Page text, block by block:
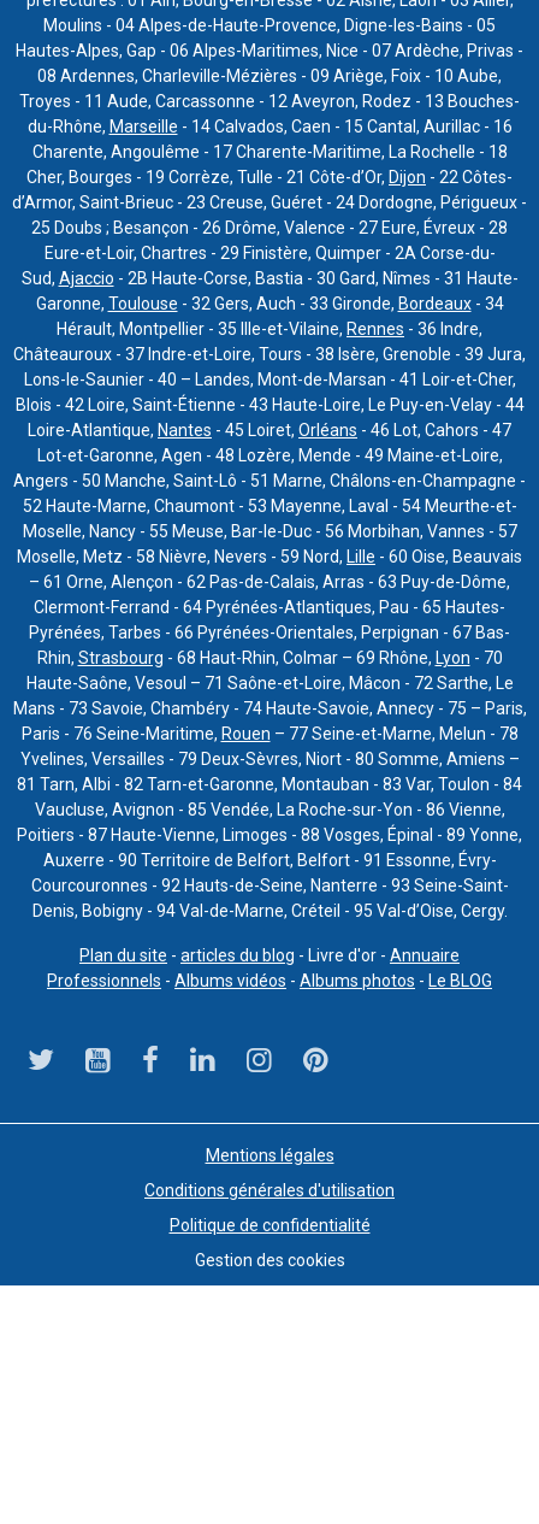
Moulins - 04 Alpes-de-Haute-Provence, Digne-les-Bains - 05
Hautes-Alpes, Gap - 06 Alpes-Maritimes, Nice - 07 Ardèche, Privas -
08 Ardennes, Charleville-Mézières - 09 Ariège, Foix - 10 Aube,
Troyes - 11 Aude, Carcassonne - 12 Aveyron, Rodez - 13 Bouches-
du-Rhône, Marseille - 14 Calvados, Caen - 15 Cantal, Aurillac - 16
Charente, Angoulême - 17 Charente-Maritime, La Rochelle - 18
Cher, Bourges - 19 Corrèze, Tulle - 21 Côte-d’Or, Dijon - 22 Côtes-
d’Armor, Saint-Brieuc - 23 Creuse, Guéret - 24 Dordogne, Périgueux -
25 Doubs ; Besançon - 26 Drôme, Valence - 27 Eure, Évreux - 28
Eure-et-Loir, Chartres - 29 Finistère, Quimper - 2A Corse-du-
Sud, Ajaccio - 2B Haute-Corse, Bastia - 30 Gard, Nîmes - 31 Haute-
Garonne, Toulouse - 32 Gers, Auch - 33 Gironde, Bordeaux- 34
Hérault, Montpellier - 35 Ille-et-Vilaine, Rennes - 36 Indre,
Châteauroux - 37 Indre-et-Loire, Tours - 38 Isère, Grenoble - 39 Jura,
Lons-le-Saunier - 40 – Landes, Mont-de-Marsan - 41 Loir-et-Cher,
Blois - 42 Loire, Saint-Étienne - 43 Haute-Loire, Le Puy-en-Velay - 44
Loire-Atlantique, Nantes - 45 Loiret, Orléans - 46 Lot, Cahors - 47
Lot-et-Garonne, Agen - 48 Lozère, Mende - 49 Maine-et-Loire,
Angers - 50 Manche, Saint-Lô - 51 Marne, Châlons-en-Champagne -
52 Haute-Marne, Chaumont - 53 Mayenne, Laval - 54 Meurthe-et-
Moselle, Nancy - 55 Meuse, Bar-le-Duc - 56 Morbihan, Vannes - 57
Moselle, Metz - 58 Nièvre, Nevers - 59 Nord, Lille - 60 Oise, Beauvais
– 61 Orne, Alençon - 62 Pas-de-Calais, Arras - 63 Puy-de-Dôme,
Clermont-Ferrand - 64 Pyrénées-Atlantiques, Pau - 65 Hautes-
Pyrénées, Tarbes - 66 Pyrénées-Orientales, Perpignan - 67 Bas-
Rhin, Strasbourg - 68 Haut-Rhin, Colmar – 69 Rhône, Lyon - 70
Haute-Saône, Vesoul – 71 Saône-et-Loire, Mâcon - 72 Sarthe, Le
Mans - 73 Savoie, Chambéry - 74 Haute-Savoie, Annecy - 75 – Paris,
Paris - 76 Seine-Maritime, Rouen – 77 Seine-et-Marne, Melun - 78
Yvelines, Versailles - 79 Deux-Sèvres, Niort - 80 Somme, Amiens –
81 Tarn, Albi - 82 Tarn-et-Garonne, Montauban - 83 Var, Toulon - 84
Vaucluse, Avignon - 85 Vendée, La Roche-sur-Yon - 86 Vienne,
Poitiers - 87 Haute-Vienne, Limoges - 88 Vosges, Épinal - 89 Yonne,
Auxerre - 90 Territoire de Belfort, Belfort - 91 Essonne, Évry-
Courcouronnes - 92 Hauts-de-Seine, Nanterre - 93 Seine-Saint-
Denis, Bobigny - 94 Val-de-Marne, Créteil - 95 Val-d’Oise, Cergy.
Plan du site - articles du blog - Livre d'or - Annuaire
Professionnels - Albums vidéos - Albums photos - Le BLOG
Mentions légales
Conditions générales d'utilisation
Politique de confidentialité
Gestion des cookies